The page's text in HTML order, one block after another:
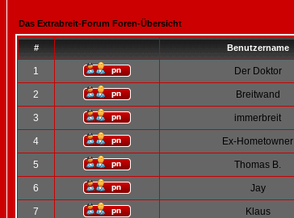
Das Extrabreit-Forum Foren-Übersicht
# Benutzername
1 Der Doktor
2 Breitwand
3 immerbreit
4 Ex-Hometowner
5 Thomas B.
6 Jay
7 Klaus